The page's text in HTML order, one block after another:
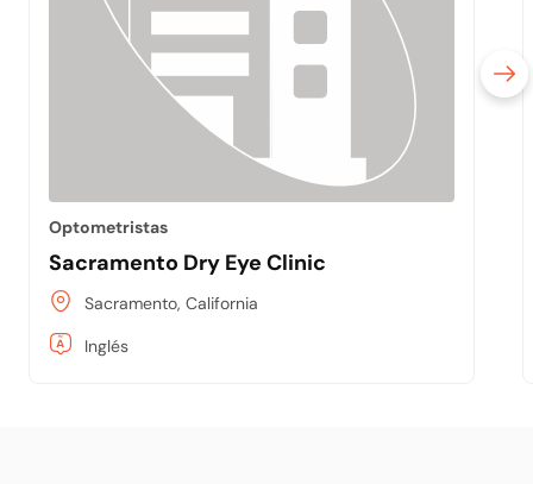
Optometristas
Sacramento Dry Eye Clinic
Sacramento, California
Inglés